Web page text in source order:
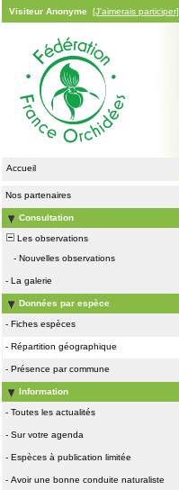
Visiteur Anonyme [J'aimerais participer]
Accueil
Nos partenaires
Consultation
Les observations
- Nouvelles observations
- La galerie
Données par espèce
- Fiches espèces
- Répartition géographique
- Présence par commune
Information
- Toutes les actualités
- Sur votre agenda
- Espèces à publication limitée
- Avoir une bonne conduite naturaliste